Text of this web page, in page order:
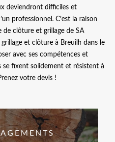
deviendront difficiles et
professionnel. C’est la raison
de clôture et grillage de SA
et clôture à Breuilh dans le
avec ses compétences et
se fixent solidement et résistent à
votre devis !